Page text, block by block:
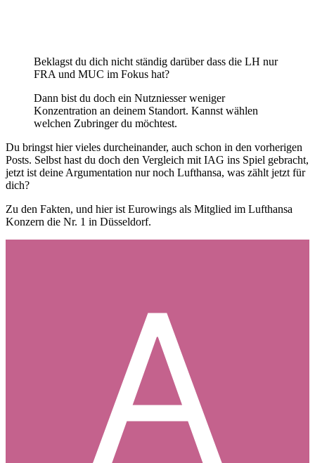
Beklagst du dich nicht ständig darüber dass die LH nur
FRA und MUC im Fokus hat?
Dann bist du doch ein Nutzniesser weniger
Konzentration an deinem Standort. Kannst wählen
welchen Zubringer du möchtest.
Du bringst hier vieles durcheinander, auch schon in den vorherigen
Posts. Selbst hast du doch den Vergleich mit IAG ins Spiel gebracht,
jetzt ist deine Argumentation nur noch Lufthansa, was zählt jetzt für
dich?
Zu den Fakten, und hier ist Eurowings als Mitglied im Lufthansa
Konzern die Nr. 1 in Düsseldorf.